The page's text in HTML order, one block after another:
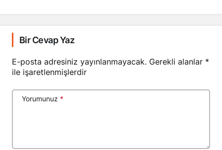
Bir Cevap Yaz
E-posta adresiniz yayınlanmayacak. Gerekli alanlar *
ile işaretlenmişlerdir
Yorumunuz *